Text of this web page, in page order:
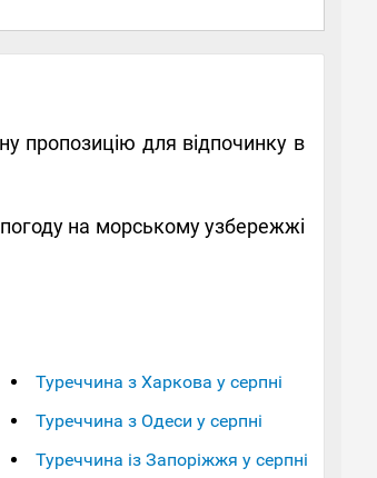
пропозицію для відпочинку в
на морському узбережжі
Туреччина з Харкова у серпні
Туреччина з Одеси у серпні
Туреччина із Запоріжжя у серпні